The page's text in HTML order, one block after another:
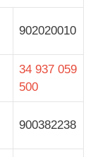
902020010
34 937 059
500
900382238